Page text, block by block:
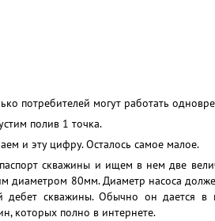
потребителей могут работать
полив 1 точка.
и эту цифру. Осталось самое малое.
скважины и ищем в нем две
диаметром 80мм. Диаметр насоса
дебет скважины. Обычно он дается
которых полно в интернете.